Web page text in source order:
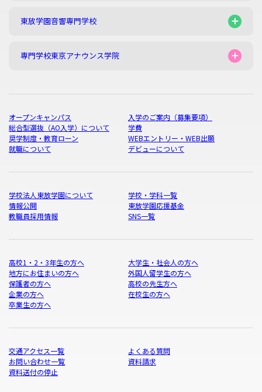
東放学園音響専門学校
専門学校東京アナウンス学院
オープンキャンパス
入学のご案内（募集要項）
総合型選抜（AO入学）について
学費
奨学制度・教育ローン
WEBエントリー・WEB出願
就職について
デビューについて
学校法人東放学園について
学校・学科一覧
情報公開
東放学園応援基金
教職員採用情報
SNS一覧
高校1・2・3年生の方へ
大学生・社会人の方へ
地方にお住まいの方へ
外国人留学生の方へ
保護者の方へ
高校の先生方へ
企業の方へ
在校生の方へ
卒業生の方へ
交通アクセス一覧
よくある質問
お問い合わせ一覧
資料請求
資料送付の停止